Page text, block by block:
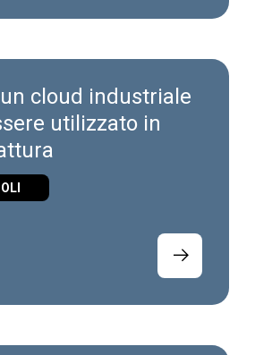
cloud industriale
utilizzato in